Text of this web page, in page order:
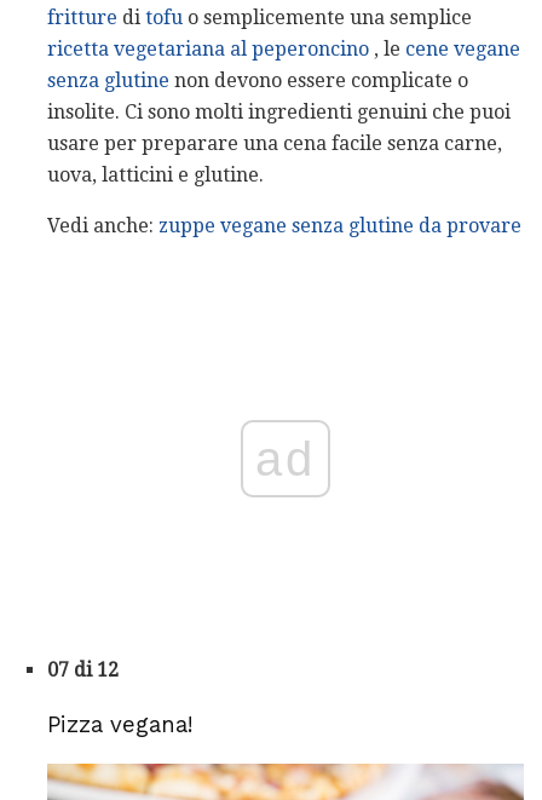
fritture di tofu o semplicemente una semplice
ricetta vegetariana al peperoncino , le cene vegane
senza glutine non devono essere complicate o
insolite. Ci sono molti ingredienti genuini che puoi
usare per preparare una cena facile senza carne,
uova, latticini e glutine.
Vedi anche: zuppe vegane senza glutine da provare
ad
07 di 12
Pizza vegana!